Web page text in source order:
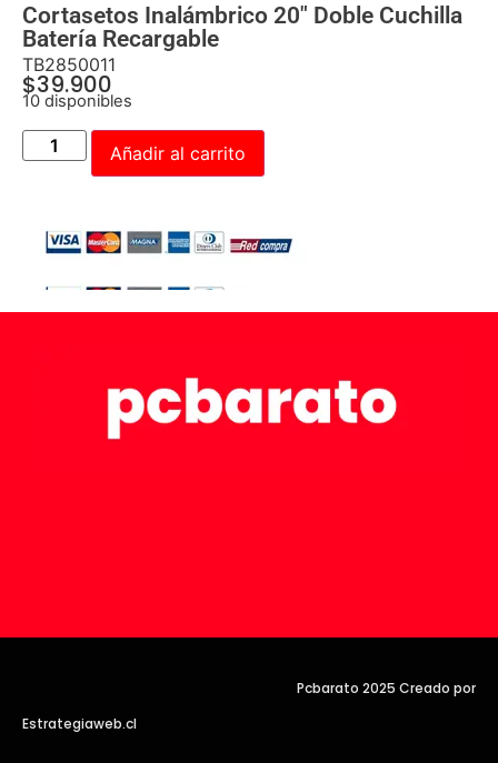
Cortasetos Inalámbrico 20″ Doble Cuchilla
Batería Recargable
TB2850011
$39.900
10 disponibles
Añadir al carrito
Pcbarato 2025 Creado por
Estrategiaweb.cl